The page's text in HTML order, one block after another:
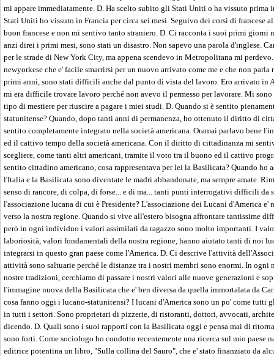
mi appare immediatamente. D. Ha scelto subito gli Stati Uniti o ha vissuto prima
Stati Uniti ho vissuto in Francia per circa sei mesi. Seguivo dei corsi di francese
buon francese e non mi sentivo tanto straniero. D. Ci racconta i suoi primi giorni
anzi direi i primi mesi, sono stati un disastro. Non sapevo una parola d'inglese.
per le strade di New York City, ma appena scendevo in Metropolitana mi
newyorkese che e' facile smarrirsi per un nuovo arrivato come me e che non
primi anni, sono stati difficili anche dal punto di vista del lavoro. Ero arrivato in
mi era difficile trovare lavoro perché non avevo il permesso per lavorare. Mi
tipo di mestiere per riuscire a pagare i miei studi. D. Quando si è sentito
statunitense? Quando, dopo tanti anni di permanenza, ho ottenuto il diritto di
sentito completamente integrato nella società americana. Oramai parlavo bene
ed il cattivo tempo della società americana. Con il diritto di cittadinanza mi
scegliere, come tanti altri americani, tramite il voto tra il buono ed il cattivo
sentito cittadino americano, cosa rappresentava per lei la Basilicata? Quando ho
l'Italia e la Basilicata sono diventate le madri abbandonate, ma sempre amate.
senso di rancore, di colpa, di forse... e di ma... tanti punti interrogativi difficili da
l'associazione lucana di cui è Presidente? L'associazione dei Lucani d'America e'
verso la nostra regione. Quando si vive all'estero bisogna affrontare tantissime
però in ogni individuo i valori assimilati da ragazzo sono molto importanti. I
laboriosità, valori fondamentali della nostra regione, hanno aiutato tanti di noi
integrarsi in questo gran paese come l'America. D. Ci descrive l'attività
attività sono saltuarie perché le distanze tra i nostri membri sono enormi. In ogni
nostre tradizioni, cerchiamo di passare i nostri valori alle nuove generazioni e
l'immagine nuova della Basilicata che e' ben diversa da quella immortalata da
cosa fanno oggi i lucano-statunitensi? I lucani d'America sono un po' come tutti
in tutti i settori. Sono proprietari di pizzerie, di ristoranti, dottori, avvocati,
dicendo. D. Quali sono i suoi rapporti con la Basilicata oggi e pensa mai di
sono forti. Come sociologo ho condotto recentemente una ricerca sul mio paese
editrice potentina un libro, "Sulla collina del Sauro", che e' stato finanziato da